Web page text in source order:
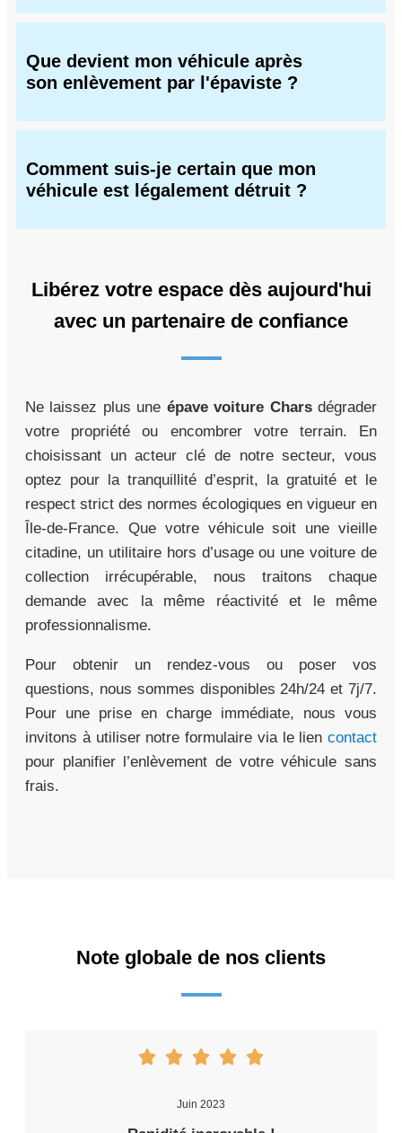
Que devient mon véhicule après
son enlèvement par l'épaviste ?
Comment suis-je certain que mon
véhicule est légalement détruit ?
Libérez votre espace dès aujourd'hui
avec un partenaire de confiance
Ne laissez plus une épave voiture Charsdégrader
votre propriété ou encombrer votre terrain. En
choisissant un acteur clé de notre secteur, vous
optez pour la tranquillité d’esprit, la gratuité et le
respect strict des normes écologiques en vigueur en
Île-de-France. Que votre véhicule soit une vieille
citadine, un utilitaire hors d’usage ou une voiture de
collection irrécupérable, nous traitons chaque
demande avec la même réactivité et le même
professionnalisme.
Pour obtenir un rendez-vous ou poser vos
questions, nous sommes disponibles 24h/24 et 7j/7.
Pour une prise en charge immédiate, nous vous
invitons à utiliser notre formulaire via le lien contact
pour planifier l’enlèvement de votre véhicule sans
frais.
Note globale de nos clients
Juin 2023